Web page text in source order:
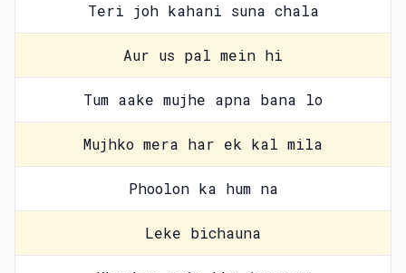
Teri joh kahani suna chala
Aur us pal mein hi
Tum aake mujhe apna bana lo
Mujhko mera har ek kal mila
Phoolon ka hum na
Leke bichauna